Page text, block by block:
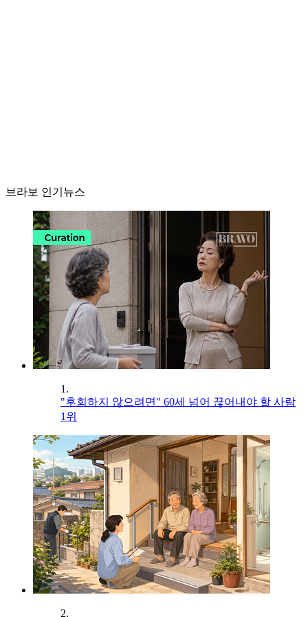
브라보 인기뉴스
1.
"후회하지 않으려면" 60세 넘어 끊어내야 할 사람
1위
2.